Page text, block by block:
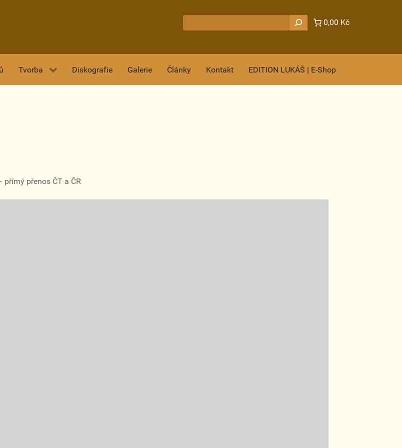
0,00 Kč
Tvorba Diskografie Galerie Články Kontakt EDITION LUKÁŠ | E-Shop
přímý přenos ČT a ČR